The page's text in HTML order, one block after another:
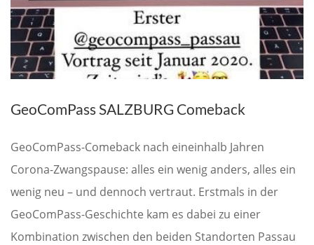
GeoComPass SALZBURG Comeback
GeoComPass-Comeback nach eineinhalb Jahren
Corona-Zwangspause: alles ein wenig anders, alles ein
wenig neu – und dennoch vertraut. Erstmals in der
GeoComPass-Geschichte kam es dabei zu einer
Kombination zwischen den beiden Standorten Passau